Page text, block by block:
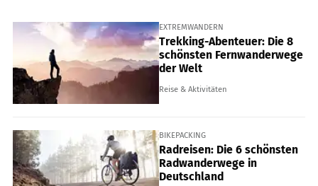
EXTREMWANDERN
Trekking-Abenteuer: Die 8
schönsten Fernwanderwege
der Welt
Reise & Aktivitäten
BIKEPACKING
Radreisen: Die 6 schönsten
Radwanderwege in
Deutschland